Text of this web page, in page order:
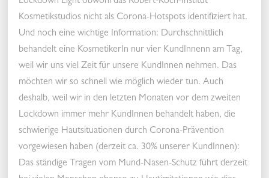
Kosmetikstudios nicht als Corona-Hotspots identifiziert hat.
Und noch eine wichtige Information: Durchschnittlich
behandelt eine KosmetikerIn nur vier KundInnenn am Tag,
weil wir uns viel Zeit für unsere KundInnen nehmen. Das
möchten wir so schnell wie möglich wieder tun. Auch
deshalb, weil wir in den letzten Monaten vor dem zweiten
Lockdown immer mehr KundInnen behandelt haben, die
schwierige Hautsituationen durch Corona-Prävention
vorgewiesen haben (derzeit ca. 30% unserer KundInnen):
Das ständige Tragen vom Mund-Nasen-Schutz führt derzeit